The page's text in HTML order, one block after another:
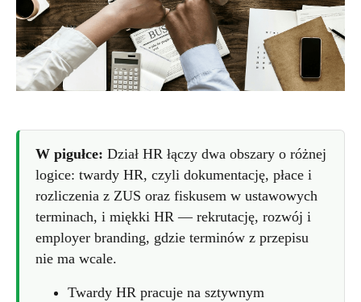
W pigułce: Dział HR łączy dwa obszary o różnej
logice: twardy HR, czyli dokumentację, płace i
rozliczenia z ZUS oraz fiskusem w ustawowych
terminach, i miękki HR — rekrutację, rozwój i
employer branding, gdzie terminów z przepisu
nie ma wcale.
Twardy HR pracuje na sztywnym